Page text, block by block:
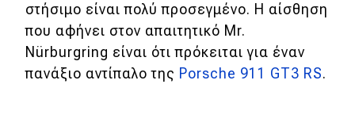
στήσιμο είναι πολύ προσεγμένο. Η αίσθηση
που αφήνει στον απαιτητικό Mr.
Nürburgring είναι ότι πρόκειται για έναν
πανάξιο αντίπαλο της Porsche 911 GT3 RS.